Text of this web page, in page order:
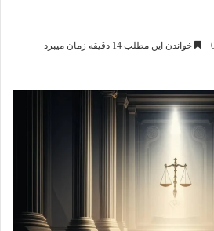
خواندن این مطلب 14 دقیقه زمان میبرد